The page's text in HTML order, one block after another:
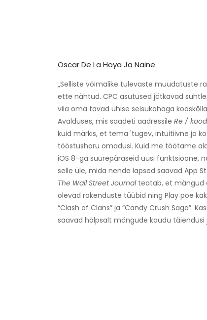
Oscar De La Hoya Ja Naine
„Selliste võimalike tulevaste muudatuste
ette nähtud. CPC asutused jätkavad
viia oma tavad ühise seisukohaga
Avalduses, mis saadeti aadressile Re / kood
kuid märkis, et tema 'tugev, intuitiivne ja
tööstusharu omadusi. Kuid me töötame
iOS 8-ga suurepäraseid uusi funktsioone,
selle üle, mida nende lapsed saavad App
The Wall Street Journalteatab, et mängud
olevad rakenduste tüübid ning Play poe
“Clash of Clans” ja “Candy Crush Saga”.
saavad hõlpsalt mängude kaudu täiendusi